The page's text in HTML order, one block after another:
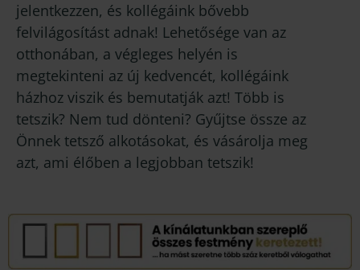
jelentkezzen, és kollégáink bővebb
felvilágosítást adnak! Lehetősége van az
otthonában, a végleges helyén is
megtekinteni az új kedvencét, kollégáink
házhoz viszik és bemutatják azt! Több is
tetszik? Nem tud dönteni? Gyűjtse össze az
Önnek tetsző alkotásokat, és vásárolja meg
azt, ami élőben a legjobban tetszik!